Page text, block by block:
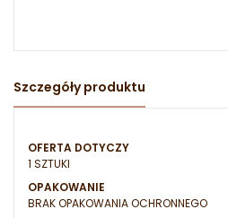
Szczegóły produktu
OFERTA DOTYCZY
1 SZTUKI
OPAKOWANIE
BRAK OPAKOWANIA OCHRONNEGO